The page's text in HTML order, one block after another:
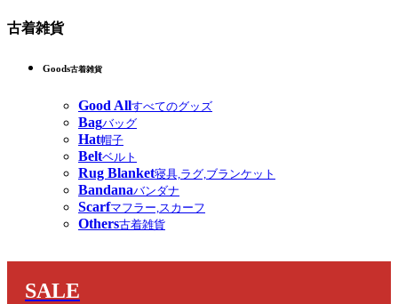
古着雑貨
Goods古着雑貨
Good Allすべてのグッズ
Bagバッグ
Hat帽子
Beltベルト
Rug Blanket寝具,ラグ,ブランケット
Bandanaバンダナ
Scarfマフラー,スカーフ
Others古着雑貨
SALE